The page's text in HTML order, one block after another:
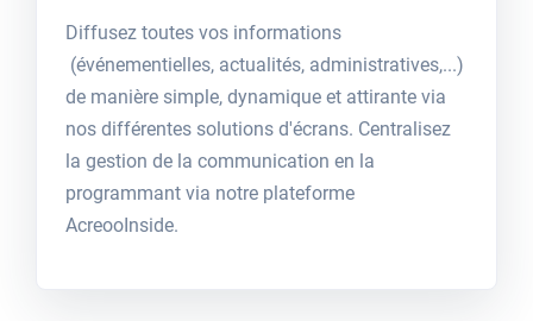
Diffusez toutes vos informations
(événementielles, actualités, administratives,...)
de manière simple, dynamique et attirante via
nos différentes solutions d'écrans. Centralisez
la gestion de la communication en la
programmant via notre plateforme
AcreooInside.